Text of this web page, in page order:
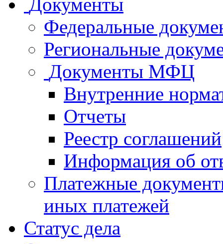
Документы
Федеральные
Региональные
Документы МФЦ
Внутренние
Отчеты
Реестр соглашений
Информация об
Платежные
иных платежей
Статус дела